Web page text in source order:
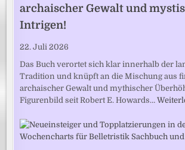
archaischer Gewalt und
Intrigen!
22. Juli 2026
Das Buch verortet sich klar innerhalb der
Tradition und knüpft an die Mischung aus
archaischer Gewalt und mythischer
Figurenbild seit Robert E. Howards…